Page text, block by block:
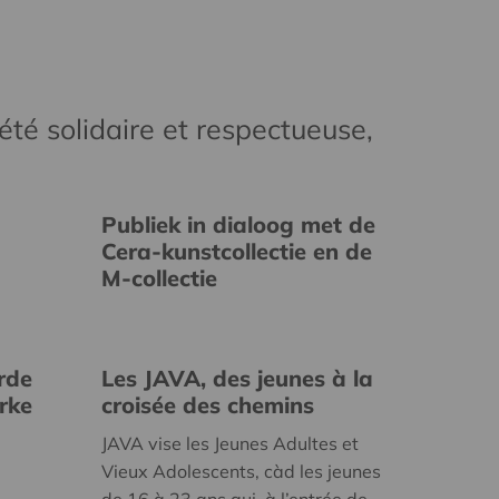
solidaire et respectueuse,
Publiek in dialoog met de
Cera-kunstcollectie en de
M-collectie
Les JAVA, des jeunes à la
croisée des chemins
JAVA vise les Jeunes Adultes et
Vieux Adolescents, càd les jeunes